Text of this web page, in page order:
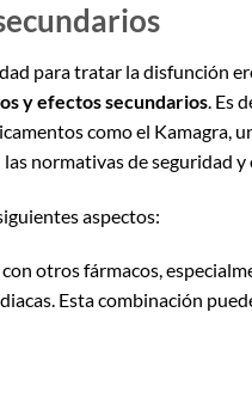
para tratar la disfunción
y efectos secundarios . Es
como el Kamagra,
normativas de seguridad y
aspectos:
otros fármacos,
Esta combinación